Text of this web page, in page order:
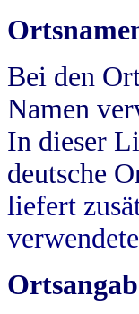
Bei den
Namen
In dieser
deutsche
liefert